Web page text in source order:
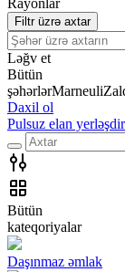
Rayonlar
Filtr üzrə axtar
Ləğv et
Bütün
şəhərlərMarneuli
Daxil ol
Pulsuz elan
Bütün
kateqoriyalar
Daşınmaz əmlak